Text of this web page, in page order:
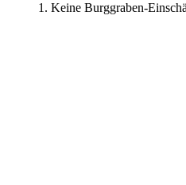
Keine Burggraben-